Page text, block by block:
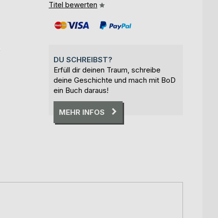
Titel bewerten
DU SCHREIBST?
Erfüll dir deinen Traum, schreibe
deine Geschichte und mach mit BoD
ein Buch daraus!
MEHR INFOS